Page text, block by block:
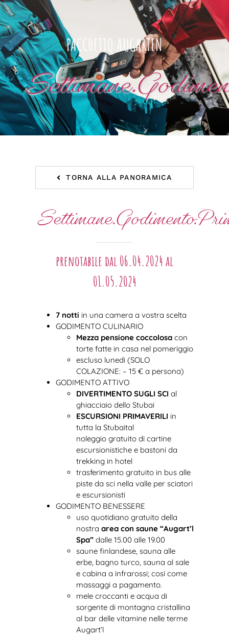
PACCHETTO AUGARTEN
TORNA ALLA PANORAMICA
prenotabile dal 06.04.2024 al
01.05.2024
7 notti in una camera a vostra scelta
GODIMENTO CULINARIO
Mezza pensione coccolosacon
torte fatte in casa nel pomeriggio
escluso lunedì (SOLO
COLAZIONE: – 15 € a persona)
GODIMENTO ATTIVO
DIVERTIMENTO SUGLI SCI al
ghiacciaio dello Stubai
ESCURSIONI PRIMAVERILI in
tutta la Stubaital
noleggio gratuito di cartine
escursionistiche e bastoni da
trekking in hotel
trasferimento gratuito in bus alle
piste da sci nella valle per sciatori
e escursionisti
GODIMENTO BENESSERE
uso quotidiano gratuito della
nostra area con saune “Augart’l
Spa”dalle 15.00 alle 19.00
saune finlandese, sauna alle
erbe, bagno turco, sauna al sale
e cabina a infrarossi; cosí come
massaggi a pagamento.
mele croccanti e acqua di
sorgente di montagna cristallina
al bar delle vitamine nelle terme
Augart’l